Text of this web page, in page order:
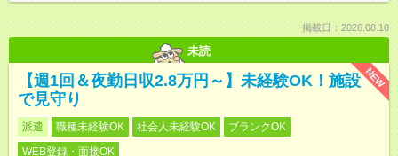
掲載日：2026.08.10
未読
NEW
【週1回＆夜勤日収2.8万円～】未経験OK！施設
で見守り
派遣 職種未経験OK 社会人未経験OK
ブランクOK
WEB登録・面接OK